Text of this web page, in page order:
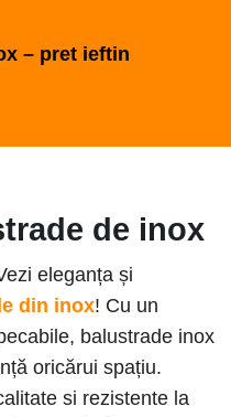
– pret ieftin
de inox
eleganța și
din inox! Cu un
balustrade inox
oricărui spațiu.
si rezistente la